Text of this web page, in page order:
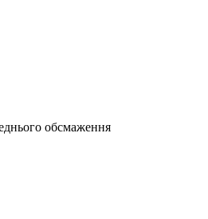
обсмаження